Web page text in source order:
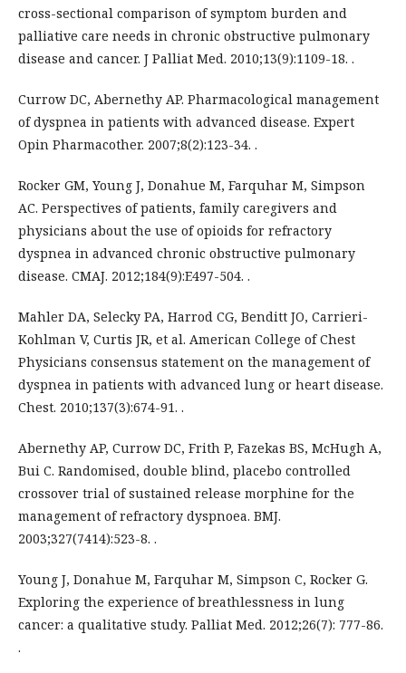
cross-sectional comparison of symptom burden and
palliative care needs in chronic obstructive pulmonary
disease and cancer. J Palliat Med. 2010;13(9):1109-18. .
Currow DC, Abernethy AP. Pharmacological management
of dyspnea in patients with advanced disease. Expert
Opin Pharmacother. 2007;8(2):123-34. .
Rocker GM, Young J, Donahue M, Farquhar M, Simpson
AC. Perspectives of patients, family caregivers and
physicians about the use of opioids for refractory
dyspnea in advanced chronic obstructive pulmonary
disease. CMAJ. 2012;184(9):E497-504. .
Mahler DA, Selecky PA, Harrod CG, Benditt JO, Carrieri-
Kohlman V, Curtis JR, et al. American College of Chest
Physicians consensus statement on the management of
dyspnea in patients with advanced lung or heart disease.
Chest. 2010;137(3):674-91. .
Abernethy AP, Currow DC, Frith P, Fazekas BS, McHugh A,
Bui C. Randomised, double blind, placebo controlled
crossover trial of sustained release morphine for the
management of refractory dyspnoea. BMJ.
2003;327(7414):523-8. .
Young J, Donahue M, Farquhar M, Simpson C, Rocker G.
Exploring the experience of breathlessness in lung
cancer: a qualitative study. Palliat Med. 2012;26(7): 777-86.
.